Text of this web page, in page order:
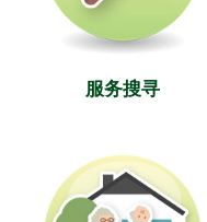
服务搜寻